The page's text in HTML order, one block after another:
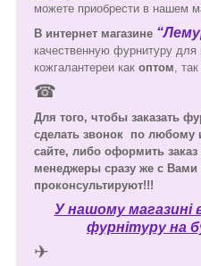
можете приобрести в нашем
В интернет магазине
качественную фурнитуру
кожгалантереи как оптом ,
☎
Для того, чтобы заказать
сделать звонок по любому
сайте, либо оформить
менеджеры сразу же с
проконсультируют!!!
У нашому магазині
фурнітуру на
✈